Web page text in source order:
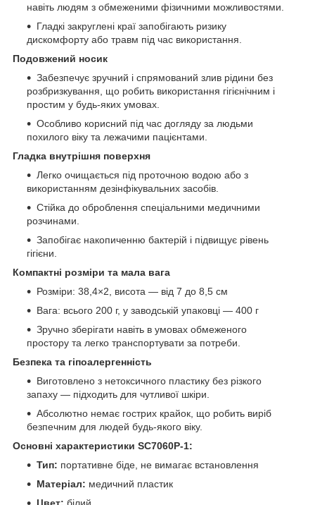
навіть людям з обмеженими фізичними можливостями.
Гладкі закруглені краї запобігають ризику
дискомфорту або травм під час використання.
Подовжений носик
Забезпечує зручний і спрямований злив рідини без
розбризкування, що робить використання гігієнічним і
простим у будь-яких умовах.
Особливо корисний під час догляду за людьми
похилого віку та лежачими пацієнтами.
Гладка внутрішня поверхня
Легко очищається під проточною водою або з
використанням дезінфікувальних засобів.
Стійка до оброблення спеціальними медичними
розчинами.
Запобігає накопиченню бактерій і підвищує рівень
гігієни.
Компактні розміри та мала вага
Розміри: 38,4×2, висота — від 7 до 8,5 см
Вага: всього 200 г, у заводській упаковці — 400 г
Зручно зберігати навіть в умовах обмеженого
простору та легко транспортувати за потреби.
Безпека та гіпоалергенність
Виготовлено з нетоксичного пластику без різкого
запаху — підходить для чутливої шкіри.
Абсолютно немає гострих крайок, що робить виріб
безпечним для людей будь-якого віку.
Основні характеристики SC7060P-1:
Тип: портативне біде, не вимагає встановлення
Матеріал: медичний пластик
Цвет: білий